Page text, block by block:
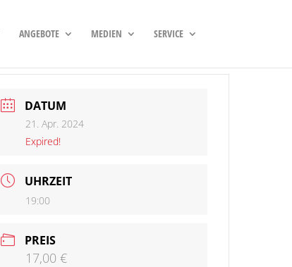
ANGEBOTE MEDIEN SERVICE
DATUM
21. Apr. 2024
Expired!
UHRZEIT
19:00
PREIS
17,00 €